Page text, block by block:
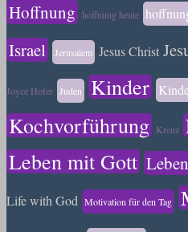
Hoffnung hoffnung heute
Israel
Jerusalem Jesus Christ
Joyce Hofer Juden Kinder
Kochvorführung Kreuz
Leben mit Gott
Life with God Motivation für den Tag